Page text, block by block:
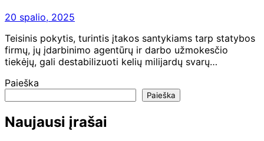
20 spalio, 2025
Teisinis pokytis, turintis įtakos santykiams tarp statybos
firmų, jų įdarbinimo agentūrų ir darbo užmokesčio
tiekėjų, gali destabilizuoti kelių milijardų svarų…
Paieška
Paieška
Naujausi įrašai